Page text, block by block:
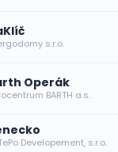
s.r.o.
Operák
BARTH a.s.
Developement, s.r.o.